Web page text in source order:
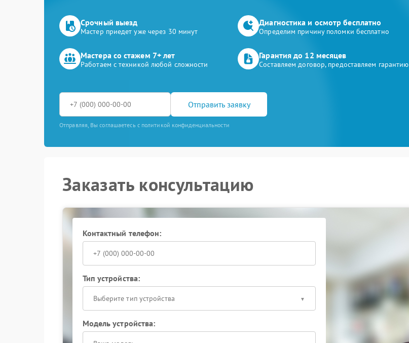
Срочный выезд
Мастер приедет уже через 30 минут
Диагностика и осмотр бесплатно
Определим причину поломки бесплатно
Мастера со стажем 7+ лет
Работаем с техникой любой сложности
Гарантия до 12 месяцев
Составляем договор, предоставляем гарантию
Отправить заявку
Отправляя, Вы соглашаетесь с политикой конфиденциальности
Заказать консультацию
Контактный телефон:
Тип устройства:
Выберите тип устройства
Модель устройства: